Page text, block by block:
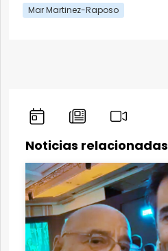
Mar Martinez-Raposo
Noticias relacionadas